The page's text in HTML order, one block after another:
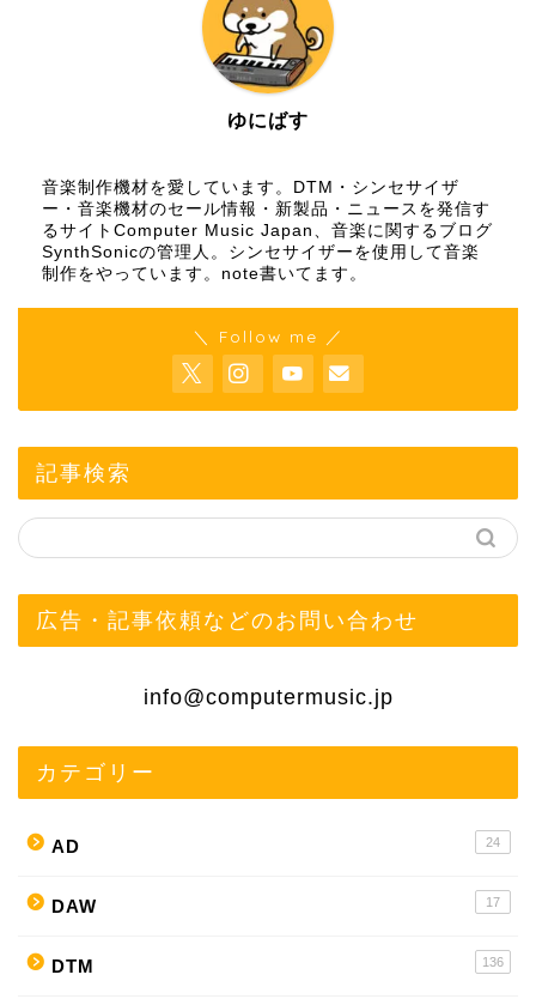
ゆにばす
音楽制作機材を愛しています。DTM・シンセサイザ
ー・音楽機材のセール情報・新製品・ニュースを発信す
るサイトComputer Music Japan、音楽に関するブログ
SynthSonicの管理人。シンセサイザーを使用して音楽
制作をやっています。 note書いてます。
＼ Follow me ／
記事検索
広告・記事依頼などのお問い合わせ
info@computermusic.jp
カテゴリー
AD 24
DAW 17
DTM 136